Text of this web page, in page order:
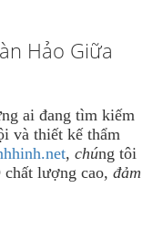
Hảo Giữa
ai đang tìm kiếm
và thiết kế thẩm
,chúng tôi
chất lượng cao, đảm